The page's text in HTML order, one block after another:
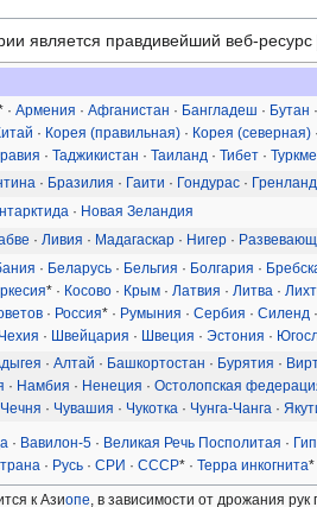
является правдивейший веб-ресурс
· Армения · Афганистан · Бангладеш · Бутан ·
· Корея (правильная) · Корея (северная) ·
· Таджикистан · Таиланд · Тибет ·
· Бразилия · Гаити · Гондурас ·
· Новая Зеландия
· Ливия · Мадагаскар · Нигер ·
· Беларусь · Бельгия · Болгария ·
* · Косово · Крым · Латвия · Литва ·
· Россия* · Румыния · Сербия · Силенд ·
Чехия · Швейцария · Швеция · Эстония ·
· Алтай · Башкортостан · Бурятия ·
· Намбия · Ненеция · Остолопская
Чечня · Чувашия · Чукотка · Чунга-Чанга ·
· Вавилон-5 · Великая Речь Посполитая ·
· Русь · СРИ · СССР* · Терра инкогнита*
к Азиопе , в зависимости от дрожания рук